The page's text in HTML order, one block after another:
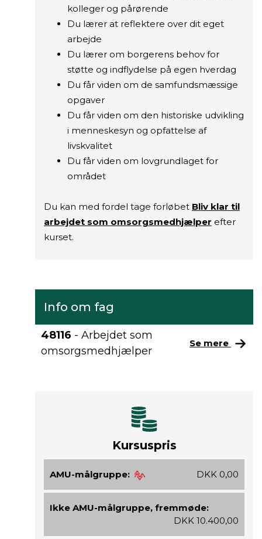
kolleger og pårørende
Du lærer at reflektere over dit eget
arbejde
Du lærer om borgerens behov for
støtte og indflydelse på egen hverdag
Du får viden om de samfundsmæssige
opgaver
Du får viden om den historiske udvikling
i menneskesyn og opfattelse af
livskvalitet
Du får viden om lovgrundlaget for
området
Du kan med fordel tage forløbet Bliv klar til
arbejdet som omsorgsmedhjælper efter
kurset.
Info om fag
48116 - Arbejdet som
omsorgsmedhjælper
Se mere
Kursuspris
AMU-målgruppe: DKK 0,00
Ikke AMU-målgruppe, fremmøde:
DKK 10.400,00